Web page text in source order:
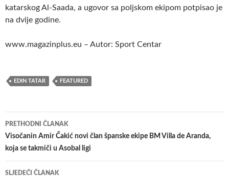
katarskog Al-Saada, a ugovor sa poljskom ekipom potpisao je
na dvije godine.
www.magazinplus.eu – Autor: Sport Centar
EDIN TATAR FEATURED
Navigacija
članaka
PRETHODNI ČLANAK
Visočanin Amir Čakić novi član španske ekipe BM Villa de Aranda,
koja se takmiči u Asobal ligi
SLJEDEĆI ČLANAK